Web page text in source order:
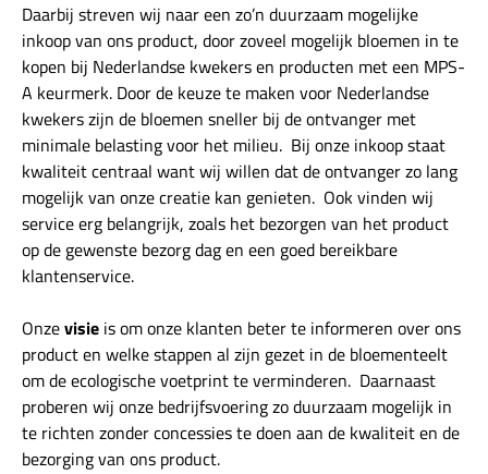
Daarbij streven wij naar een zo’n duurzaam mogelijke
inkoop van ons product, door zoveel mogelijk bloemen in te
kopen bij Nederlandse kwekers en producten met een MPS-
A keurmerk. Door de keuze te maken voor Nederlandse
kwekers zijn de bloemen sneller bij de ontvanger met
minimale belasting voor het milieu. Bij onze inkoop staat
kwaliteit centraal want wij willen dat de ontvanger zo lang
mogelijk van onze creatie kan genieten. Ook vinden wij
service erg belangrijk, zoals het bezorgen van het product
op de gewenste bezorg dag en een goed bereikbare
klantenservice.
Onzevisie is om onze klanten beter te informeren over ons
product en welke stappen al zijn gezet in de bloementeelt
om de ecologische voetprint te verminderen. Daarnaast
proberen wij onze bedrijfsvoering zo duurzaam mogelijk in
te richten zonder concessies te doen aan de kwaliteit en de
bezorging van ons product.